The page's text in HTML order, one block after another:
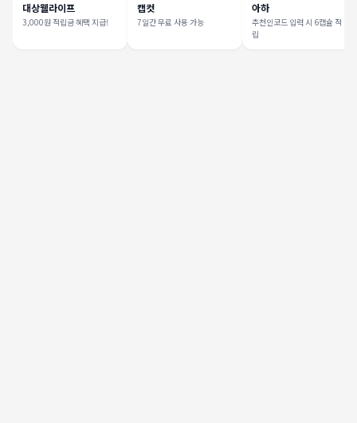
대상웰라이프
3,000원 적립금 혜택 지급!
캡컷
7일간 무료 사용 가능
아하
추천인코드 입력 시 6캡슐 적
립